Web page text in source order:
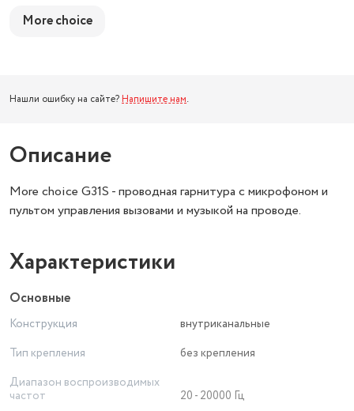
More choice
Нашли ошибку на сайте? Напишите нам.
Описание
More choice G31S - проводная гарнитура с микрофоном и
пультом управления вызовами и музыкой на проводе.
Характеристики
Основные
Конструкция
внутриканальные
Тип крепления
без крепления
Диапазон воспроизводимых
частот
20 - 20000 Гц